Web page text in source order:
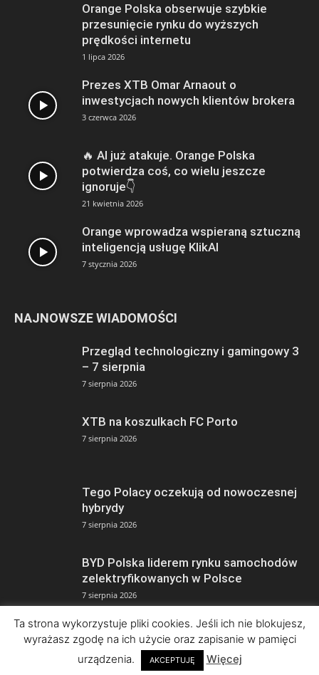
Orange Polska obserwuje szybkie
przesunięcie rynku do wyższych
prędkości internetu
1 lipca 2026
Prezes XTB Omar Arnaout o
inwestycjach nowych klientów brokera
3 czerwca 2026
🔥 AI już atakuje. Orange Polska
potwierdza coś, co wielu jeszcze
ignoruje👇
21 kwietnia 2026
Orange wprowadza wspieraną sztuczną
inteligencją usługę KlikAI
7 stycznia 2026
NAJNOWSZE WIADOMOŚCI
Przegląd technologiczny i gamingowy 3
– 7 sierpnia
7 sierpnia 2026
XTB na koszulkach FC Porto
7 sierpnia 2026
Tego Polacy oczekują od nowoczesnej
hybrydy
7 sierpnia 2026
BYD Polska liderem rynku samochodów
zelektryfikowanych w Polsce
7 sierpnia 2026
© Copyright 2026 by ISBnews Informacyjny Serwis Biznesowy • Wszelkie
Ta strona wykorzystuje pliki cookies. Jeśli ich nie blokujesz,
wyrażasz zgodę na ich użycie oraz zapisanie w pamięci
urządzenia.
AKCEPTUJĘ Więcej